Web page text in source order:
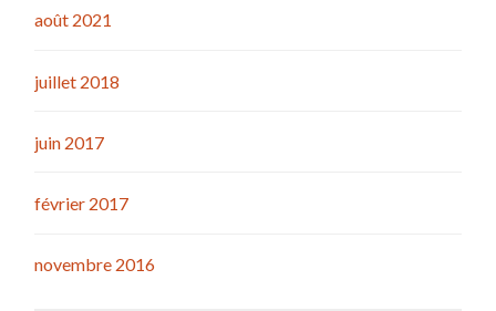
août 2021
juillet 2018
juin 2017
février 2017
novembre 2016